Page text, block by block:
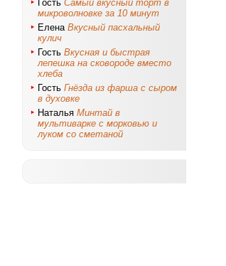
Гость Самый вкусный торт в
микроволновке за 10 минут
Елена Вкусный пасхальный
кулич
Гость Вкусная и быстрая
лепешка на сковороде вместо
хлеба
Гость Гнёзда из фарша с сыром
в духовке
Наталья Минтай в
мультиварке с морковью и
луком со сметаной